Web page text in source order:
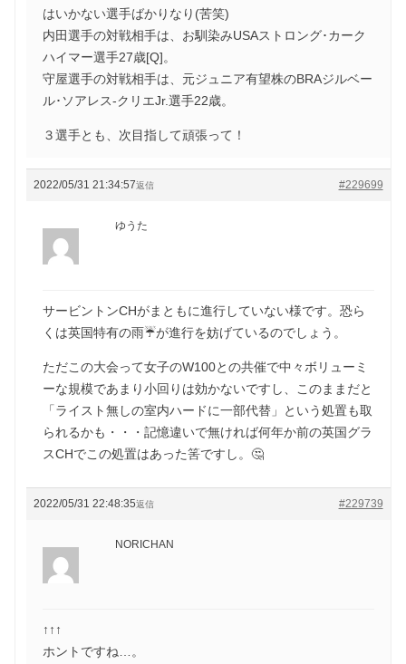
はいかない選手ばかりなり(苦笑)
内田選手の対戦相手は、お馴染みUSAストロング･カーク
ハイマー選手27歳[Q]。
守屋選手の対戦相手は、元ジュニア有望株のBRAジルベー
ル･ソアレス-クリエJr.選手22歳。
３選手とも、次目指して頑張って！
2022/05/31 21:34:57 #229699
返信
ゆうた
サービントンCHがまともに進行していない様です。恐ら
くは英国特有の雨☔️が進行を妨げているのでしょう。
ただこの大会って女子のW100との共催で中々ボリューミ
ーな規模であまり小回りは効かないですし、このままだと
「ライスト無しの室内ハードに一部代替」という処置も取
られるかも・・・記憶違いで無ければ何年か前の英国グラ
スCHでこの処置はあった筈ですし。🤔
2022/05/31 22:48:35 #229739
返信
NORICHAN
↑↑↑
ホントですね…。